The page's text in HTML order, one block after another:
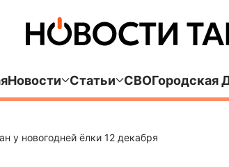
Новости Статьи СВОГородская
у новогодней ёлки 12 декабря